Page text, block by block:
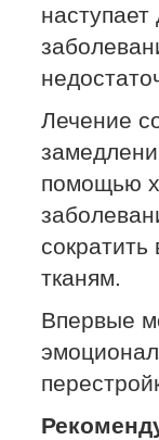
Лечение
помощью
тканям.
Впервые